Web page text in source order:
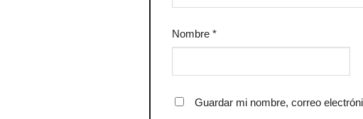
Nombre*
Guardar mi nombre, correo